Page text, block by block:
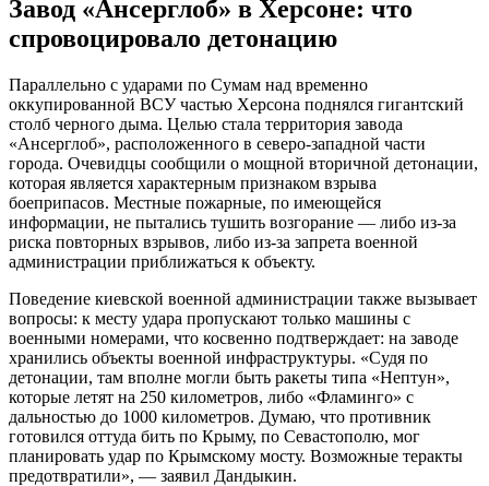
Завод «Ансерглоб» в Херсоне: что
спровоцировало детонацию
Параллельно с ударами по Сумам над временно
оккупированной ВСУ частью Херсона поднялся гигантский
столб черного дыма. Целью стала территория завода
«Ансерглоб», расположенного в северо-западной части
города. Очевидцы сообщили о мощной вторичной детонации,
которая является характерным признаком взрыва
боеприпасов. Местные пожарные, по имеющейся
информации, не пытались тушить возгорание — либо из-за
риска повторных взрывов, либо из-за запрета военной
администрации приближаться к объекту.
Поведение киевской военной администрации также вызывает
вопросы: к месту удара пропускают только машины с
военными номерами, что косвенно подтверждает: на заводе
хранились объекты военной инфраструктуры. «Судя по
детонации, там вполне могли быть ракеты типа «Нептун»,
которые летят на 250 километров, либо «Фламинго» с
дальностью до 1000 километров. Думаю, что противник
готовился оттуда бить по Крыму, по Севастополю, мог
планировать удар по Крымскому мосту. Возможные теракты
предотвратили», — заявил Дандыкин.